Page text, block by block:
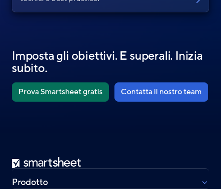
Imposta gli obiettivi. E superali. Inizia
subito.
Prova Smartsheet gratis Contatta il nostro team
Smartsheet
Prodotto